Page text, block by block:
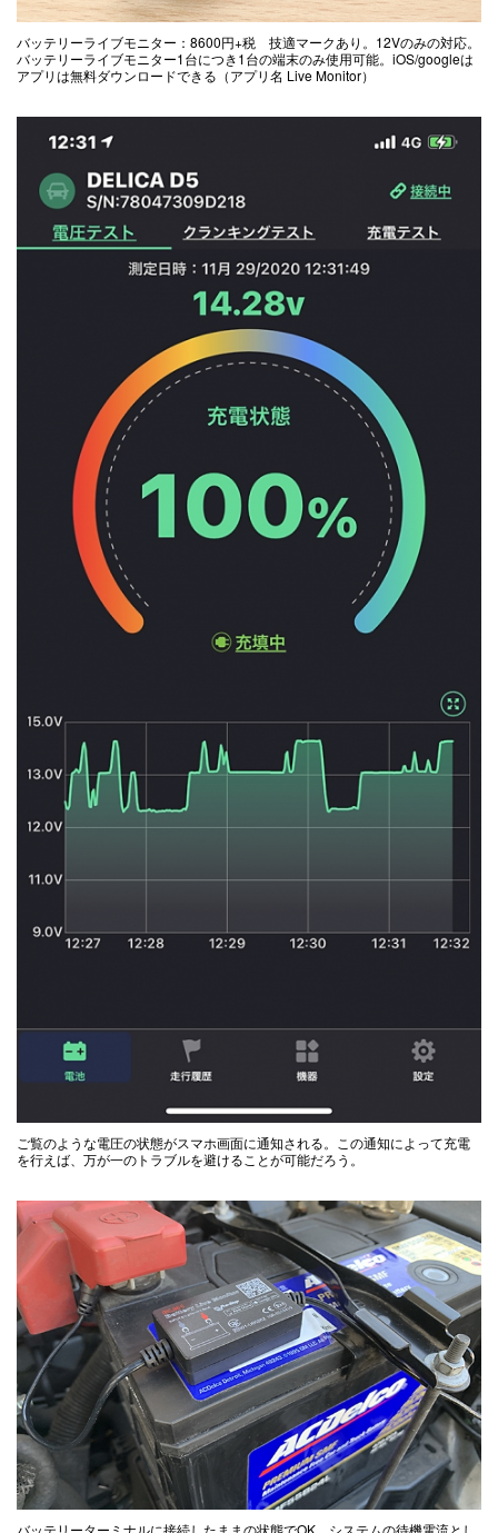
バッテリーライブモニター：8600円+税 技適マークあり。12Vのみの対応。
バッテリーライブモニター1台につき1台の端末のみ使用可能。iOS/googleは
アプリは無料ダウンロードできる（アプリ名 Live Monitor）
ご覧のような電圧の状態がスマホ画面に通知される。この通知によって充電
を行えば、万が一のトラブルを避けることが可能だろう。